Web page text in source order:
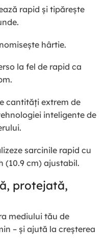
rapid și tipărește
hârtie.
la fel de rapid ca
cantități extrem de
inteligente de
sarcinile rapid cu
(10.9 cm) ajustabil.
protejată,
mediului tău de
– și ajută la creșterea